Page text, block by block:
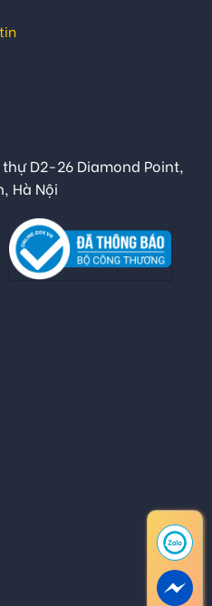
thự D2-26 Diamond Point,
Hà Nội